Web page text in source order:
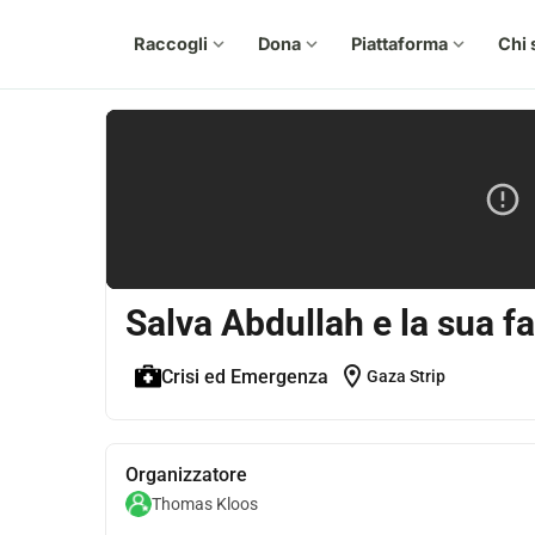
Raccogli expand_more Dona expand_more Piattaforma expand_more Chi
Salva Abdullah e la sua
Crisi ed Emergenza location_on Gaza Strip
Organizzatore
Thomas Kloos